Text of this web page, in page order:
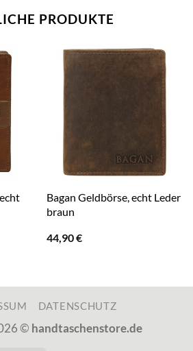
PRODUKTE
Bagan Geldbörse, echt Leder
braun
44,90€
DATENSCHUTZ
© handtaschenstore.de